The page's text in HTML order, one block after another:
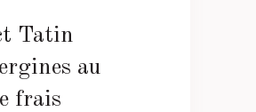
Tatin
au
frais